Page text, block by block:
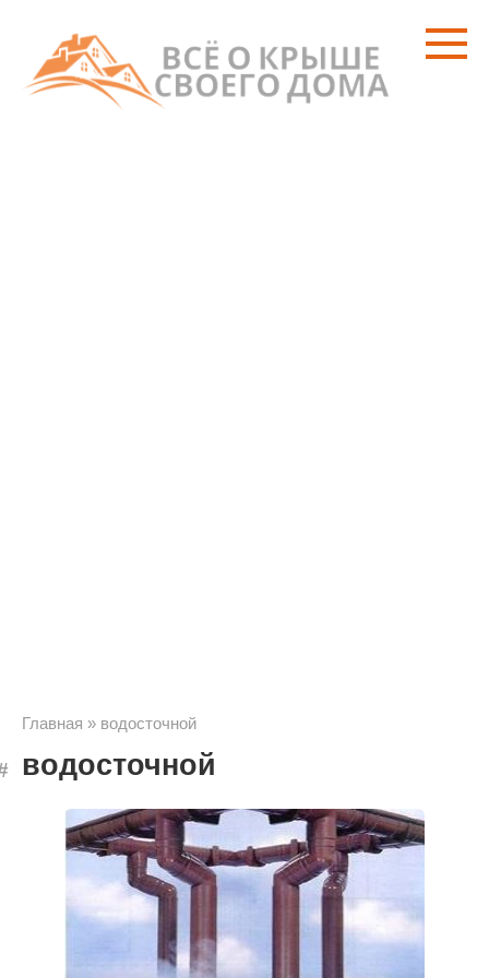
контенту
Главная » водосточной
водосточной